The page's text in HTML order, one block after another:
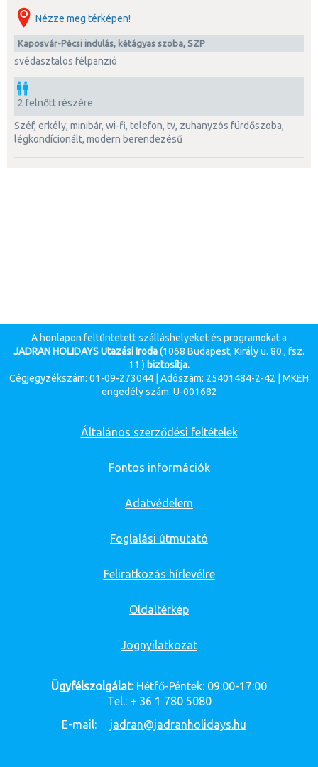
Nézze meg térképen!
Kaposvár-Pécsi indulás, kétágyas szoba, SZP
svédasztalos félpanzió
2 felnőtt részére
széf, erkély, minibár, wi-fi, telefon, tv, zuhanyzós fürdőszoba,
légkondícionált, modern berendezésű
A honlapon feltűntetett szálláshelyeket és programokat a
JADRAN HOLIDAYS Utazási Iroda(1068 Budapest, Király u. 80., fsz.
11.) biztosítja.
Cégjegyzékszám: 01-09-273044 | Adószám: 25401484-2-42 | MKEH
engedély szám: U-001682
Általános szerződési feltételek
Fontos információk
Adatvédelem
Foglalási útmutató
Feliratkozás hírlevélre
Oldaltérkép
Jognyilatkozat
Ügyfélszolgálat:Hétfő-Péntek: 09:00-17:00
Tel.: + 36 1 780 5080
E-mail:
jadran@jadranholidays.hu